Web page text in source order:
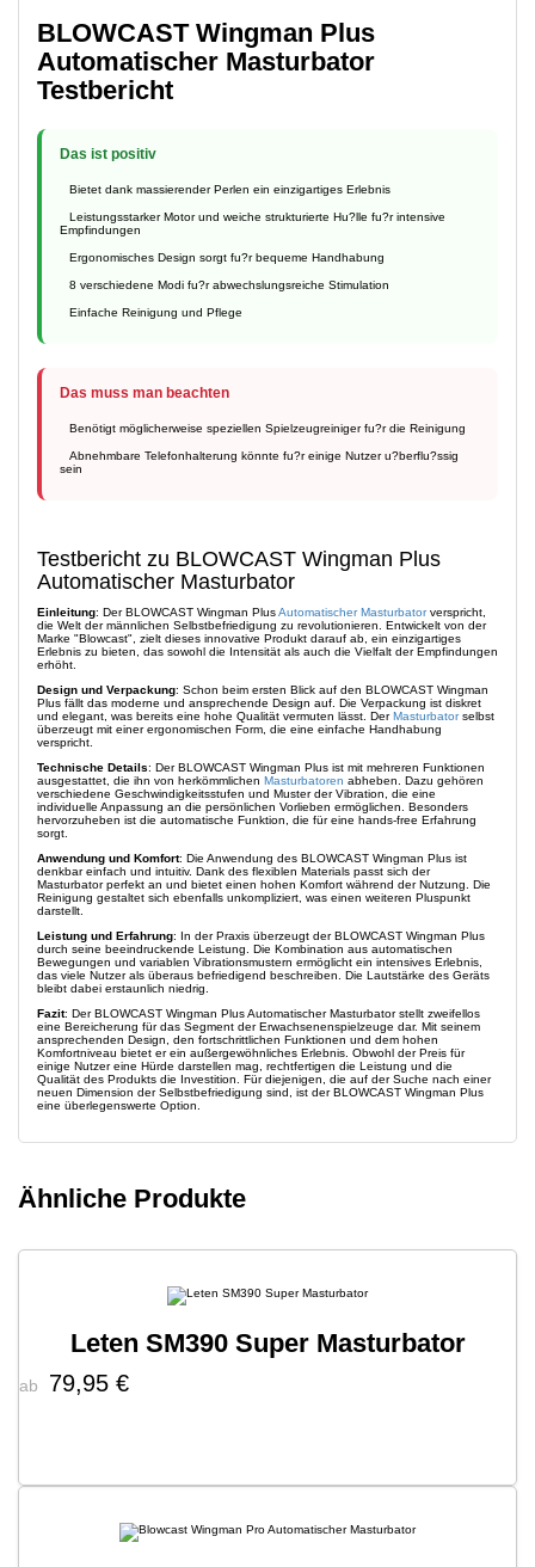
BLOWCAST Wingman Plus
Automatischer Masturbator
Testbericht
Das ist positiv
Bietet dank massierender Perlen ein einzigartiges Erlebnis
Leistungsstarker Motor und weiche strukturierte Hu?lle fu?r intensive
Empfindungen
Ergonomisches Design sorgt fu?r bequeme Handhabung
8 verschiedene Modi fu?r abwechslungsreiche Stimulation
Einfache Reinigung und Pflege
Das muss man beachten
Benötigt möglicherweise speziellen Spielzeugreiniger fu?r die Reinigung
Abnehmbare Telefonhalterung könnte fu?r einige Nutzer u?berflu?ssig
sein
Testbericht zu BLOWCAST Wingman Plus
Automatischer Masturbator
Einleitung: Der BLOWCAST Wingman PlusAutomatischer Masturbatorverspricht,
die Welt der männlichen Selbstbefriedigung zu revolutionieren. Entwickelt von der
Marke "Blowcast", zielt dieses innovative Produkt darauf ab, ein einzigartiges
Erlebnis zu bieten, das sowohl die Intensität als auch die Vielfalt der Empfindungen
erhöht.
Design und Verpackung: Schon beim ersten Blick auf den BLOWCAST Wingman
Plus fällt das moderne und ansprechende Design auf. Die Verpackung ist diskret
und elegant, was bereits eine hohe Qualität vermuten lässt. DerMasturbatorselbst
überzeugt mit einer ergonomischen Form, die eine einfache Handhabung
verspricht.
Technische Details: Der BLOWCAST Wingman Plus ist mit mehreren Funktionen
ausgestattet, die ihn von herkömmlichen Masturbatoren abheben. Dazu gehören
verschiedene Geschwindigkeitsstufen und Muster der Vibration, die eine
individuelle Anpassung an die persönlichen Vorlieben ermöglichen. Besonders
hervorzuheben ist die automatische Funktion, die für eine hands-free Erfahrung
sorgt.
Anwendung und Komfort: Die Anwendung des BLOWCAST Wingman Plus ist
denkbar einfach und intuitiv. Dank des flexiblen Materials passt sich der
Masturbator perfekt an und bietet einen hohen Komfort während der Nutzung. Die
Reinigung gestaltet sich ebenfalls unkompliziert, was einen weiteren Pluspunkt
darstellt.
Leistung und Erfahrung: In der Praxis überzeugt der BLOWCAST Wingman Plus
durch seine beeindruckende Leistung. Die Kombination aus automatischen
Bewegungen und variablen Vibrationsmustern ermöglicht ein intensives Erlebnis,
das viele Nutzer als überaus befriedigend beschreiben. Die Lautstärke des Geräts
bleibt dabei erstaunlich niedrig.
Fazit: Der BLOWCAST Wingman Plus Automatischer Masturbator stellt zweifellos
eine Bereicherung für das Segment der Erwachsenenspielzeuge dar. Mit seinem
ansprechenden Design, den fortschrittlichen Funktionen und dem hohen
Komfortniveau bietet er ein außergewöhnliches Erlebnis. Obwohl der Preis für
einige Nutzer eine Hürde darstellen mag, rechtfertigen die Leistung und die
Qualität des Produkts die Investition. Für diejenigen, die auf der Suche nach einer
neuen Dimension der Selbstbefriedigung sind, ist der BLOWCAST Wingman Plus
eine überlegenswerte Option.
Ähnliche Produkte
Leten SM390 Super Masturbator
ab 79,95 €